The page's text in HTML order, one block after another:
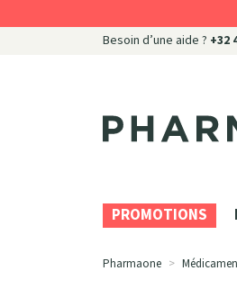
Besoin d’une aide ? +32
Pharmaone Votre
PROMOTIONS
Pharmaone